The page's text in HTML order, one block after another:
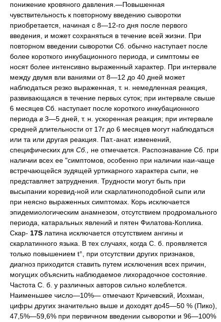
понижение кровяного давления.—Повышенная
чувствительность к повторному введению сыворотки
приобретается, начиная с 8—12-го дня после первого
введения, и может сохраняться в течение всей жизни. При
повторном введении сыворотки Сб. обычно наступает после
более короткого инкубационного периода, и симптомы ее
носят более интенсивно выраженный характер. При интервале
между двумя вли ваниями от 8—12 до 40 дней может
наблюдаться резко выраженная, т. н. немедленная реакция,
развивающаяся в течение первых суток; при интервале свыше
6 месяцев Сб. наступает после короткого инкубационного
периода в 3—5 дней, т. н. ускоренная реакция; при интервале
средней длительности от 17г до 6 месяцев могут наблюдаться
или та или другая реакция. Пат.-анат. изменений,
специфических для Сб., не отмечается. Распознавание Сб. при
наличии всех ее "симптомов, особенно при наличии наи-чаще
встречающейся зудящей уртикарного характера сыпи, не
представляет затруднения. Трудности могут быть при
высыпании коревид-ной или скарлатиноподобной сыпи или
при неясно выраженных симптомах. Корь исключается
эпидемиологическим анамнезом, отсутствием продромального
периода, катаральных явлений и пятен Филатова-Коплика.
Скар- 17S латина исключается отсутствием ангины и
скарлатинного языка. В тех случаях, когда С. б. проявляется
только повышением t°, при отсутствии других признаков,
диагноз приходится ставить путем исключения всех причин,
могущих объяснить наблюдаемое лихорадочное состояние.
Частота С. б. у различных авторов сильно колеблется.
Наименьшее число—10%— отмечают Кричевский, Иохман,
цифры других значительно выше и доходят до45—50 % (Пико),
47,5%—59,6% при первичном введении сыворотки и 96—100%